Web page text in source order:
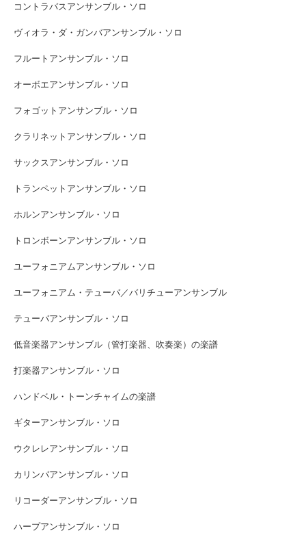
コントラバスアンサンブル・ソロ
ヴィオラ・ダ・ガンバアンサンブル・ソロ
フルートアンサンブル・ソロ
オーボエアンサンブル・ソロ
フォゴットアンサンブル・ソロ
クラリネットアンサンブル・ソロ
サックスアンサンブル・ソロ
トランペットアンサンブル・ソロ
ホルンアンサンブル・ソロ
トロンボーンアンサンブル・ソロ
ユーフォニアムアンサンブル・ソロ
ユーフォニアム・テューバ／バリチューアンサンブル
テューバアンサンブル・ソロ
低音楽器アンサンブル（管打楽器、吹奏楽）の楽譜
打楽器アンサンブル・ソロ
ハンドベル・トーンチャイムの楽譜
ギターアンサンブル・ソロ
ウクレレアンサンブル・ソロ
カリンバアンサンブル・ソロ
リコーダーアンサンブル・ソロ
ハープアンサンブル・ソロ